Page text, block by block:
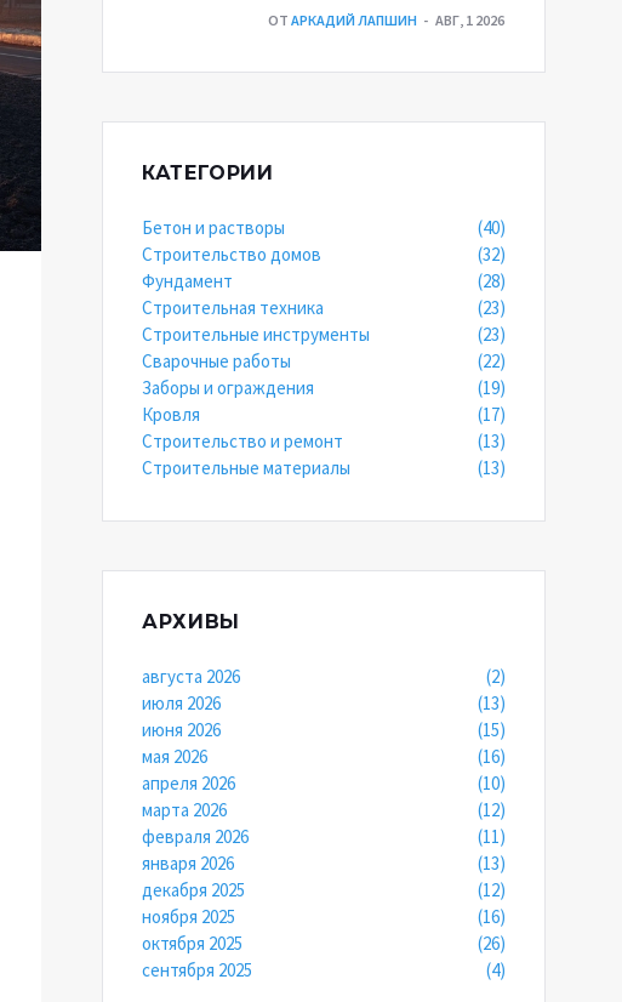
ОТ АРКАДИЙ ЛАПШИН АВГ, 1 2026
КАТЕГОРИИ
Бетон и растворы
(40)
Строительство домов
(32)
Фундамент
(28)
Строительная техника
(23)
Строительные инструменты
(23)
Сварочные работы
(22)
Заборы и ограждения
(19)
Кровля
(17)
Строительство и ремонт
(13)
Строительные материалы
(13)
АРХИВЫ
августа 2026
(2)
июля 2026
(13)
июня 2026
(15)
мая 2026
(16)
апреля 2026
(10)
марта 2026
(12)
февраля 2026
(11)
января 2026
(13)
декабря 2025
(12)
ноября 2025
(16)
октября 2025
(26)
сентября 2025
(4)